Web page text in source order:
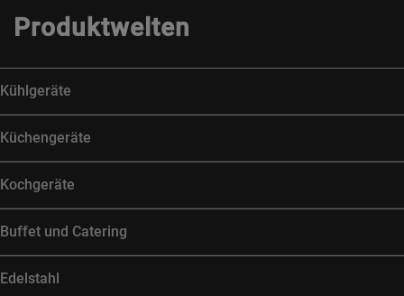
Produktwelten
Kühlgeräte
Küchengeräte
Kochgeräte
Buffet und Catering
Edelstahl